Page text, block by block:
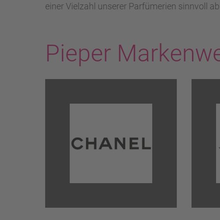
einer Vielzahl unserer Parfümerien sinnvoll
Pieper